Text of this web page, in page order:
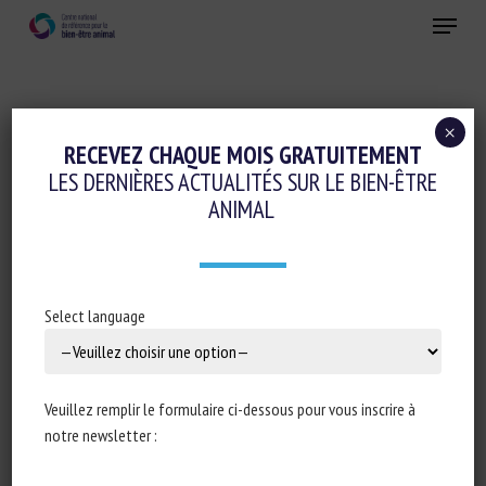
Menu
MOT-CLÉS :ANIMAL-BASED
MEASUREMENT
AWIN Welfare assessment protocol for
sheep
Publié en 2015
RECEVEZ CHAQUE MOIS GRATUITEMENT
LES DERNIÈRES ACTUALITÉS SUR LE BIEN-ÊTRE
ANIMAL
Select language
Veuillez remplir le formulaire ci-dessous pour vous inscrire à
notre newsletter :
×